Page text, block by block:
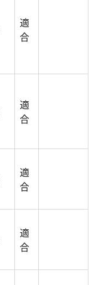
適
合
適
合
適
合
適
合